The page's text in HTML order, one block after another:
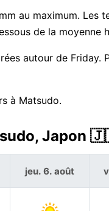
au maximum. Les
de la moyenne
autour de
à Matsudo.
Japon
jeu. 6. août